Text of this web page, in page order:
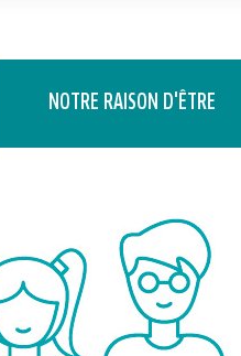
NOTRE RAISON D'ÊTRE